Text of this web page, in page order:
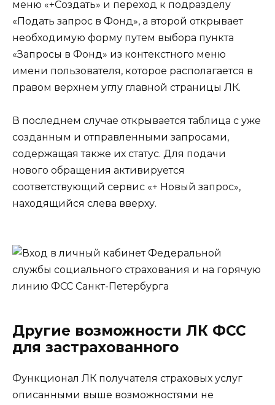
меню «+Создать» и переход к подразделу
«Подать запрос в Фонд», а второй открывает
необходимую форму путем выбора пункта
«Запросы в Фонд» из контекстного меню
имени пользователя, которое располагается в
правом верхнем углу главной страницы ЛК.
В последнем случае открывается таблица с уже
созданным и отправленными запросами,
содержащая также их статус. Для подачи
нового обращения активируется
соответствующий сервис «+ Новый запрос»,
находящийся слева вверху.
Другие возможности ЛК ФСС
для застрахованного
Функционал ЛК получателя страховых услуг
описанными выше возможностями не